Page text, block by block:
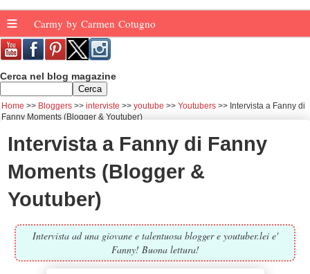
≡ Carmy by Carmen Cotugno
Cerca nel blog magazine
Home Bloggers interviste youtube Youtubers
Intervista a Fanny di
Fanny Moments (Blogger & Youtuber)
Intervista a Fanny di Fanny
Moments (Blogger &
Youtuber)
Intervista ad una giovane e talentuosa blogger e youtuber.lei e'
Fanny! Buona lettura!